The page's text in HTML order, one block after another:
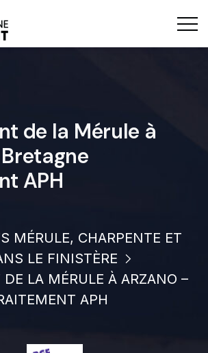
de la Mérule à
APH
MÉRULE, CHARPENTE ET
LE FINISTÈRE
LA MÉRULE À ARZANO –
APH